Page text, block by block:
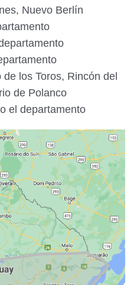
Nuevo Berlín
de los Toros, Rincón del
de Polanco
el departamento